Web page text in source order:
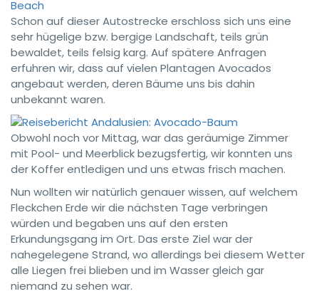
Schon auf dieser Autostrecke erschloss sich uns eine
sehr hügelige bzw. bergige Landschaft, teils grün
bewaldet, teils felsig karg. Auf spätere Anfragen
erfuhren wir, dass auf vielen Plantagen Avocados
angebaut werden, deren Bäume uns bis dahin
unbekannt waren.
Obwohl noch vor Mittag, war das geräumige Zimmer
mit Pool- und Meerblick bezugsfertig, wir konnten uns
der Koffer entledigen und uns etwas frisch machen.
Nun wollten wir natürlich genauer wissen, auf welchem
Fleckchen Erde wir die nächsten Tage verbringen
würden und begaben uns auf den ersten
Erkundungsgang im Ort. Das erste Ziel war der
nahegelegene Strand, wo allerdings bei diesem Wetter
alle Liegen frei blieben und im Wasser gleich gar
niemand zu sehen war.